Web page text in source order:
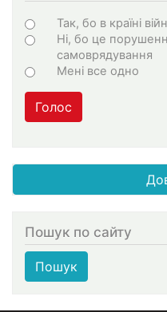
Варіанти
Так, бо в країні
Ні, бо це
самоврядування
Мені все одно
Голос
Пошук по сайту
Пошук